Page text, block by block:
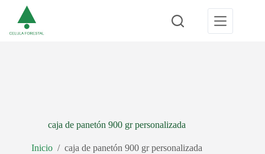
contenido
caja de panetón 900 gr personalizada
Inicio / caja de panetón 900 gr personalizada